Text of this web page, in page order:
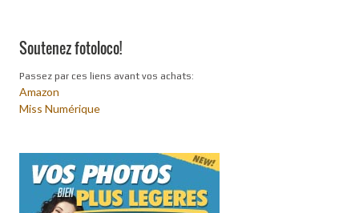
Soutenez fotoloco!
Passez par ces liens avant vos achats:
Amazon
Miss Numérique